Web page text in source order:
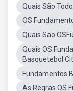
Quais São
OS
Quais Sao
Quais OS
Basquetebol
Fundamentos
As Regras OS